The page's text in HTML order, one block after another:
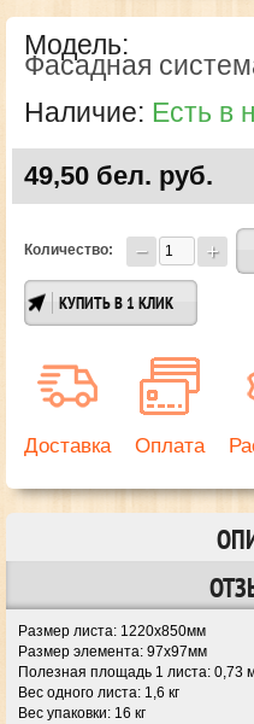
Модель:
Фасадная
Наличие: Есть в
49,50 бел. руб.
Количество:
КУПИТЬ В 1 КЛИК
Доставка Оплата
Размер листа: 1220х850мм
Размер элемента: 97х97мм
Полезная площадь 1 листа: 0,73
Вес одного листа: 1,6 кг
Вес упаковки: 16 кг